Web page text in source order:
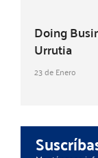
Doing
Urrutia
23 de Enero